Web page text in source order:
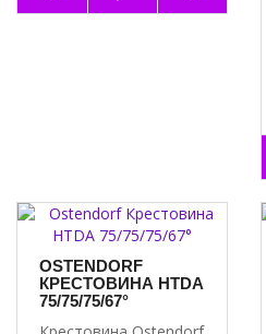
OSTENDORF
КРЕСТОВИНА HTDA
75/75/75/67°